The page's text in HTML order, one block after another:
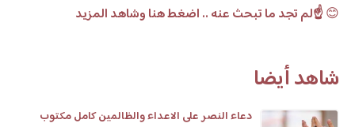
😊☝️لم تجد ما تبحث عنه .. اضغط هنا وشاهد المزيد
شاهد أيضا
دعاء النصر على الاعداء والظالمين كامل مكتوب